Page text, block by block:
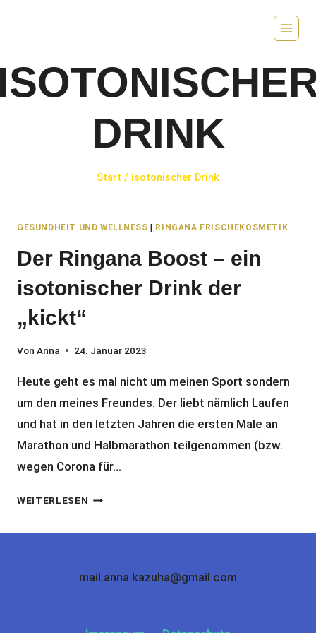
DRINK
Start / isotonischer Drink
GESUNDHEIT UND WELLNESS RINGANA FRISCHEKOSMETIK
Der Ringana Boost – ein
isotonischer Drink der
„kickt“
Von Anna 24. Januar 2023
Heute geht es mal nicht um meinen Sport sondern
um den meines Freundes. Der liebt nämlich Laufen
und hat in den letzten Jahren die ersten Male an
Marathon und Halbmarathon teilgenommen (bzw.
wegen Corona für…
WEITERLESEN DER
BOOST
ISOTONISCHER
mail.anna.kazuha@gmail.com